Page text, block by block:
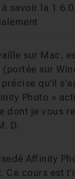
savoir la
sur Mac,
sur
qu’il
Photo »
dont je vous
D.
Affinity
Ce cours est